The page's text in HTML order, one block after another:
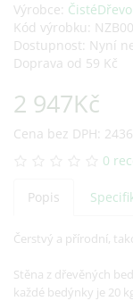
Výrobce: ČistéDřevo
Kód výrobku:
Dostupnost: Nyní
Doprava od 59 Kč
2 947Kč
Cena bez DPH:
0
Popis
Čerstvý a přírodní,
Stěna z dřevěných
každé bedýnky je 20